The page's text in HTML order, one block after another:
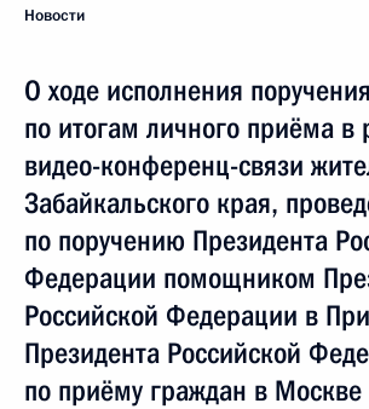
Новости
О ходе исполнения
по итогам личного приёма
видео-конференц-связи
Забайкальского края,
по поручению Президента
Федерации помощником
Российской Федерации в
Президента Российской
по приёму граждан в